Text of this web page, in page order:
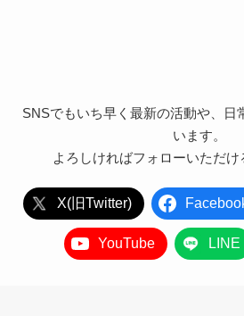
SNSでもいち早く最新の活動や、日
います。
よろしければフォローいただけ
X(旧Twitter)
YouTube LINE